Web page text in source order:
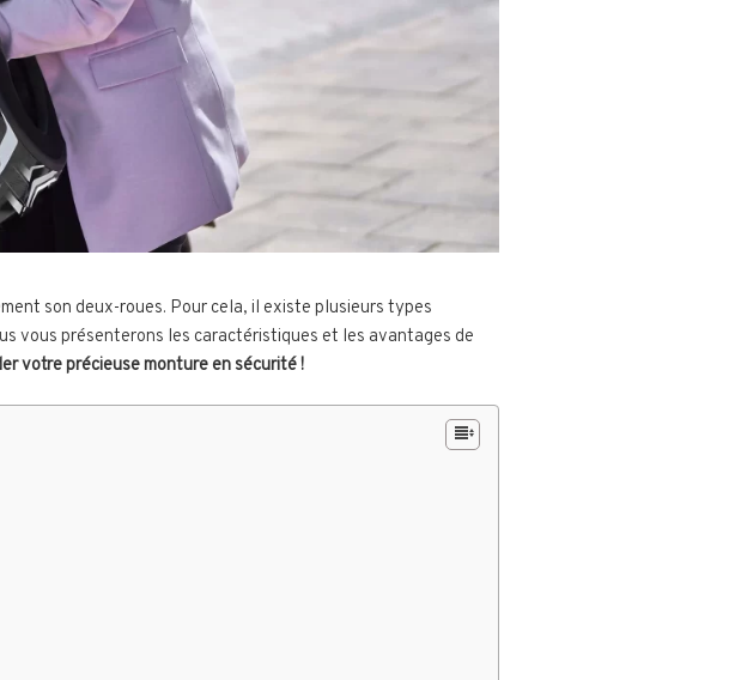
son deux-roues. Pour cela, il existe plusieurs types
vous présenterons les caractéristiques et les avantages de
votre précieuse monture en sécurité !